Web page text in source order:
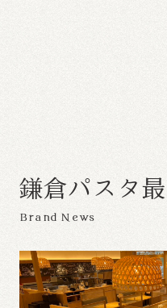
鎌倉パ ス タ最
Brand News